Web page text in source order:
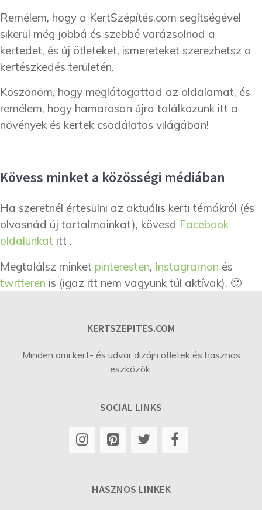
Remélem, hogy a KertSzépítés.com segítségével
sikerül még jobbá és szebbé varázsolnod a
kertedet, és új ötleteket, ismereteket szerezhetsz a
kertészkedés területén.
Köszönöm, hogy meglátogattad az oldalamat, és
remélem, hogy hamarosan újra találkozunk itt a
növények és kertek csodálatos világában!
Kövess minket a közösségi médiában
Ha szeretnél értesülni az aktuális kerti témákról (és
olvasnád új tartalmainkat), kövesd Facebook
oldalunkat itt .
Megtalálsz minket pinteresten, Instagramon és
twitteren is (igaz itt nem vagyunk túl aktívak). 🙂
KERTSZEPITES.COM
Minden ami kert- és udvar dizájn ötletek és hasznos
eszközök.
SOCIAL LINKS
HASZNOS LINKEK